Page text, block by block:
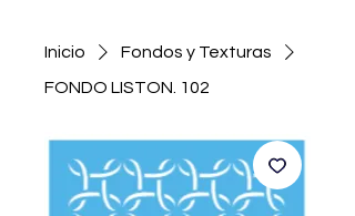
Inicio
Fondos y Texturas
FONDO LISTON. 102